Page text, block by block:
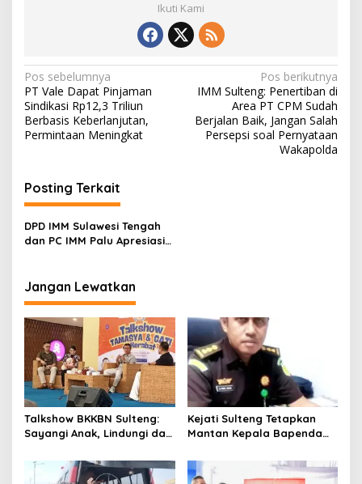
Ikuti Kami
N
a
v
a
s
i
o
s
Pos sebelumnya
PT Vale Dapat Pinjaman
Sindikasi Rp12,3 Triliun
Berbasis Keberlanjutan,
Permintaan Meningkat
Pos berikutnya
IMM Sulteng: Penertiban di
Area PT CPM Sudah
Berjalan Baik, Jangan Salah
Persepsi soal Pernyataan
Wakapolda
Posting Terkait
DPD IMM Sulawesi Tengah
dan PC IMM Palu Apresiasi
Jangan Lewatkan
Talkshow BKKBN Sulteng:
Sayangi Anak, Lindungi dan
Pengasuhan Sehat dan
Bijak Bermedia Digital
Kejati Sulteng Tetapkan
Mantan Kepala Bapenda
Korupsi Pajak
Pertambangan